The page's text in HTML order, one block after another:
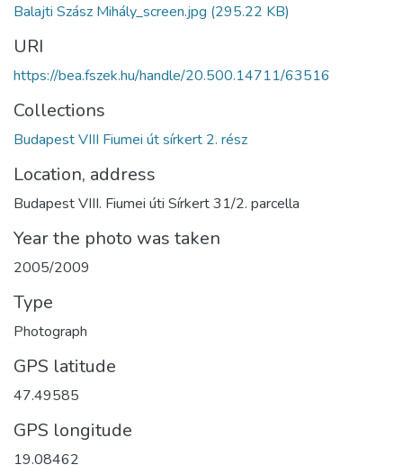
Balajti Szász Mihály_screen.jpg (295.22 KB)
URI
https://bea.fszek.hu/handle/20.500.14711/63516
Collections
Budapest VIII Fiumei út sírkert 2. rész
Location, address
Budapest VIII. Fiumei úti Sírkert 31/2. parcella
Year the photo was taken
2005/2009
Type
Photograph
GPS latitude
47.49585
GPS longitude
19.08462